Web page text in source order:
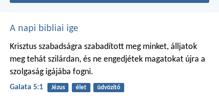
A napi bibliai ige
Krisztus szabadságra szabadított meg minket, álljatok
meg tehát szilárdan, és ne engedjétek magatokat újra a
szolgaság igájába fogni.
Galata 5:1 Jézus élet üdvözítő